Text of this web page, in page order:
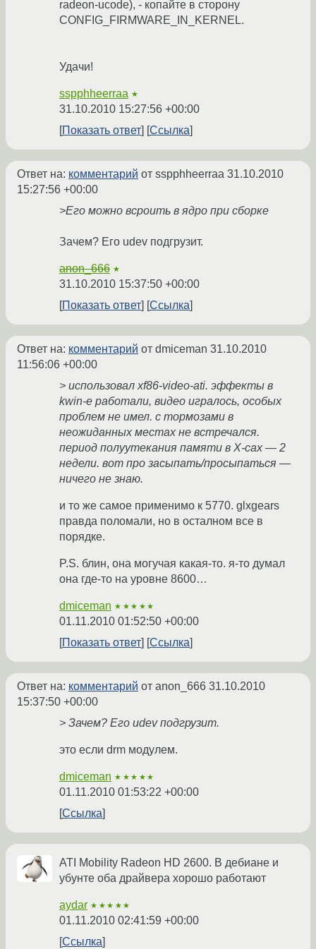
radeon-ucode), - копайте в сторону
CONFIG_FIRMWARE_IN_KERNEL.
Удачи!
sspphheerraa ★
31.10.2010 15:27:56 +00:00
Показать ответ
Ссылка
Ответ на: комментарий от sspphheerraa 31.10.2010
15:27:56 +00:00
>Его можно всроить в ядро при сборке
Зачем? Его udev подгрузит.
anon_666 ★
31.10.2010 15:37:50 +00:00
Показать ответ
Ссылка
Ответ на: комментарий от dmiceman 31.10.2010
11:56:06 +00:00
> использовал xf86-video-ati. эффекты в
kwin-е работали, видео игралось, особых
проблем не имел. с тормозами в
неожиданных местах не встречался.
период полуутекания памяти в X-сах — 2
недели. вот про засыпать/просыпаться —
ничего не знаю.
и то же самое применимо к 5770. glxgears
правда поломали, но в осталном все в
порядке.
P.S. блин, она могучая какая-то. я-то думал
она где-то на уровне 8600…
dmiceman ★★★★★
01.11.2010 01:52:50 +00:00
Показать ответ
Ссылка
Ответ на: комментарий от anon_666 31.10.2010
15:37:50 +00:00
> Зачем? Его udev подгрузит.
это если drm модулем.
dmiceman ★★★★★
01.11.2010 01:53:22 +00:00
Ссылка
ATI Mobility Radeon HD 2600. В дебиане и
убунте оба драйвера хорошо работают
aydar ★★★★★
01.11.2010 02:41:59 +00:00
Ссылка